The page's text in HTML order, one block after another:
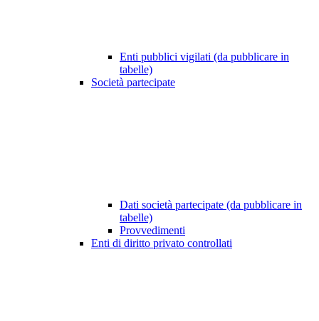
Enti pubblici vigilati (da pubblicare in
tabelle)
Società partecipate
Dati società partecipate (da pubblicare in
tabelle)
Provvedimenti
Enti di diritto privato controllati